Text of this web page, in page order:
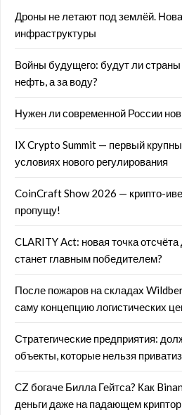
Дроны не летают под землёй.
инфраструктуры
Войны будущего: будут ли
нефть, а за воду?
Нужен ли современной России
IX Crypto Summit — первый
условиях нового регулирования
CoinCraft Show 2026 — крипто-
пропущу!
CLARITY Act: новая точка
станет главным победителем?
После пожаров на складах
саму концепцию логистических
Стратегические предприятия:
объекты, которые нельзя
CZ богаче Билла Гейтса? Как
деньги даже на падающем